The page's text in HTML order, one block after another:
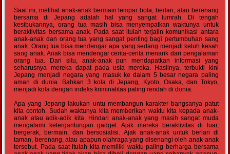
Saat ini, melihat anak-anak bermain lempar bola, berlari, atau berenang
bersama di Jepang adalah hal yang sangat lumrah. Di tengah
kesibukannya, orang tua masih bisa menyempatkan waktunya untuk
beraktivitas bersama anak. Pada saat itulah terjalin komunikasi antara
anak-anak dan orang tua yang sangat penting bagi pertumbuhan sang
anak. Orang tua bisa mendengar apa yang sedang menjadi keluh kesah
sang anak. Anak bisa mendengar cerita-cerita menarik dari pengalaman
orang tua. Dari situ, anak-anak pun mendapatkan informasi yang
seharusnya mereka dapat pada usia mereka. Hasilnya, terbukti kini
Jepang menjadi negara yang masuk ke dalam 5 besar negara paling
aman di dunia. Bahkan 3 kota di Jepang, Kyoto, Osaka, dan Tokyo,
menjadi kota dengan indeks kriminalitas paling rendah di dunia.
Apa yang Jepang lakukan untu membangun karakter bangsanya patut
kita contoh. Sudah waktunya kita memberikan waktu kita kepada anak-
anak atau adik-adik kita. Hindari anak-anak yang masih sangat muda
mengalami ketergantungan gadget. Ajak mereka beraktivitas di luar,
bergerak, bermain, dan bersosialisi. Ajak anak-anak untuk berlari di
taman, berenang, atau apapun olahraga yang disenangi oleh anak-anak
tersebut. Pada saat itulah kita memiliki waktu paling berharga bersama